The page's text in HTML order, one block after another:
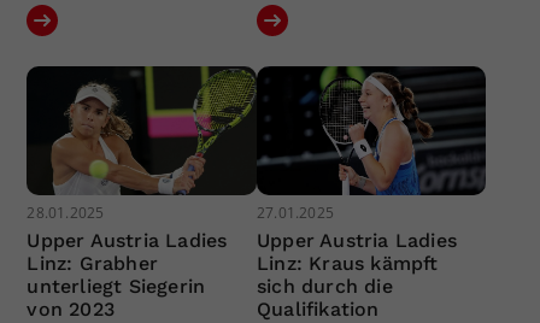
28.01.2025
Upper Austria Ladies
Linz: Grabher
unterliegt Siegerin
von 2023
27.01.2025
Upper Austria Ladies
Linz: Kraus kämpft
sich durch die
Qualifikation